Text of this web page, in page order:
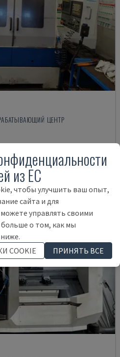
ЦЕНТР
21.000 €
из ЕС
чтобы улучшить ваш опыт,
сайта и для
управлять своими
о том, как мы
COOKIE
ПРИНЯТЬ ВСЕ